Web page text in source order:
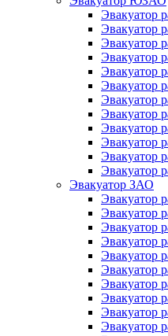
Эвакуатор
Эвакуатор
Эвакуатор
Эвакуатор
Эвакуатор
Эвакуатор
Эвакуатор
Эвакуатор
Эвакуатор
Эвакуатор
Эвакуатор
Эвакуатор
Эвакуатор ЗАО
Эвакуатор
Эвакуатор
Эвакуатор
Эвакуатор
Эвакуатор
Эвакуатор
Эвакуатор
Эвакуатор
Эвакуатор
Эвакуатор